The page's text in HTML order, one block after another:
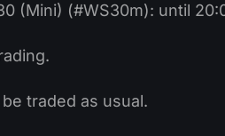
(Mini) (#WS30m): until
traded as usual.